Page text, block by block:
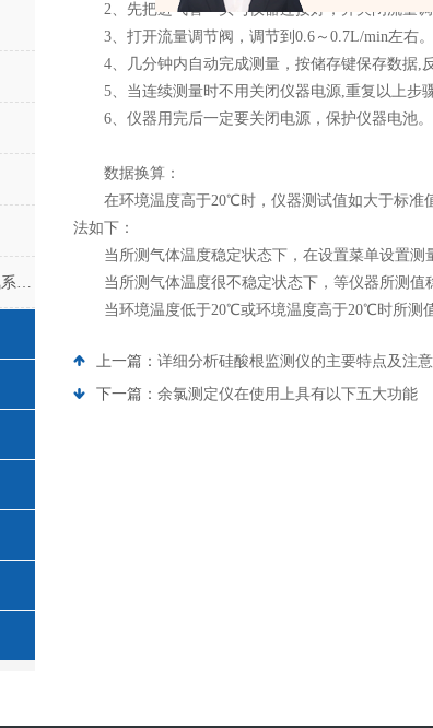
TW-5158便携式COD氨氮总磷总氮系列测定仪
2、先把进气管一头与仪器连接好，并关闭流量调
3、打开流量调节阀，调节到0.6～0.7L/min左右。
4、几分钟内自动完成测量，按储存键保存数据,反
5、当连续测量时不用关闭仪器电源,重复以上步骤
6、仪器用完后一定要关闭电源，保护仪器电池。
数据换算：
在环境温度高于20℃时，仪器测试值如大于标准
法如下：
当所测气体温度稳定状态下，在设置菜单设置测
当所测气体温度很不稳定状态下，等仪器所测值
当环境温度低于20℃或环境温度高于20℃时所测值
上一篇： 详细分析硅酸根监测仪的主要特点及注
下一篇： 余氯测定仪在使用上具有以下五大功能